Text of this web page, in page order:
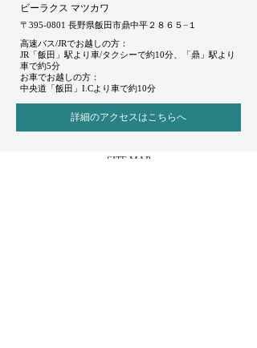
ビーラクス マツカワ
〒395-0801 長野県飯田市鼎中平２８６５−１
高速バス/JRでお越しの方：
JR「飯田」駅より車/タクシーで約10分、「鼎」駅より
車で約5分
お車でお越しの方：
中央道「飯田」I.Cより車で約10分
詳細のアクセスはこちらへ
SITE MAP